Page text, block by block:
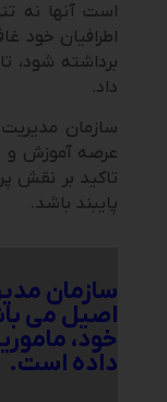
است آنها نه
اطرافیان خود
برداشته شود،
داد.
سازمان
عرصه آموزش و
تاکید بر نقش
پایبند باشد.
سازمان
اصیل می
خود،
داده است.